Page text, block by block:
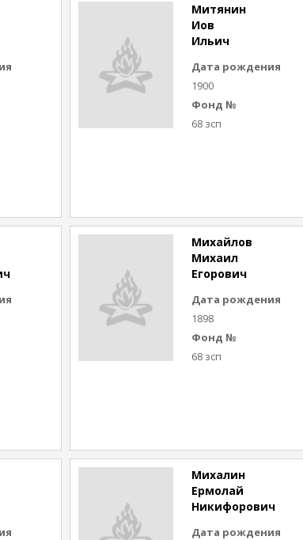
Митянин
Иов
Ильич
Дата рождения
1900
Фонд №
68 зсп
Михайлов
Михаил
Егорович
Дата рождения
1898
Фонд №
68 зсп
Михалин
Ермолай
Никифорович
Дата рождения